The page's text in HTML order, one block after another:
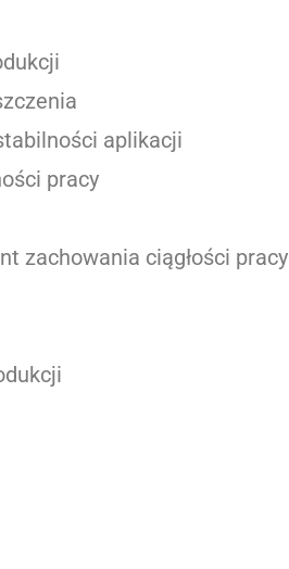
aplikacji
pracy
zachowania ciągłości pracy